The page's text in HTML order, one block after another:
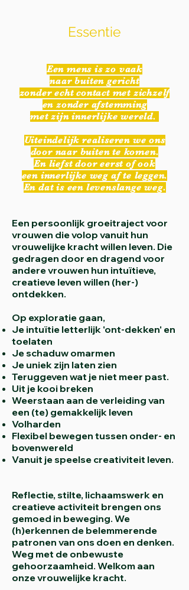
Essentie
Een mens is zo vaak
naar buiten gericht
zonder echt contact met zichzelf
en zonder afstemming
met zijn innerlijke wereld.
Uiteindelijk realiseren we ons
door naar buiten te komen.
En liefst door eerst of ook
een innerlijke weg af te leggen.
En dat is een levenslange weg.
Een persoonlijk groeitraject voor
vrouwen die volop vanuit hun
vrouwelijke kracht willen leven. Die
gedragen door en dragend voor
andere vrouwen hun intuïtieve,
creatieve leven willen (her-)
ontdekken.
Op exploratie gaan,
Je intuïtie letterlijk 'ont-dekken' en
toelaten
Je schaduw omarmen
Je uniek zijn laten zien
Teruggeven wat je niet meer past.
Uit je kooi breken
Weerstaan aan de verleiding van
een (te) gemakkelijk leven
Volharden
Flexibel bewegen tussen onder- en
bovenwereld
Vanuit je speelse creativiteit leven.
Reflectie, stilte, lichaamswerk en
creatieve activiteit brengen ons
gemoed in beweging. We
(h)erkennen de belemmerende
patronen van ons doen en denken.
Weg met de onbewuste
gehoorzaamheid. Welkom aan
onze vrouwelijke kracht.